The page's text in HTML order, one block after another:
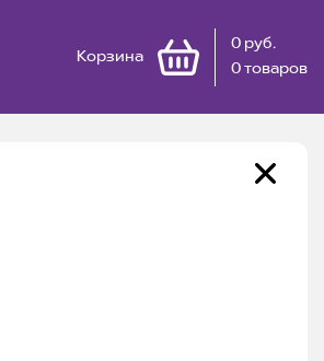
Корзина
0 руб.
0 товаров